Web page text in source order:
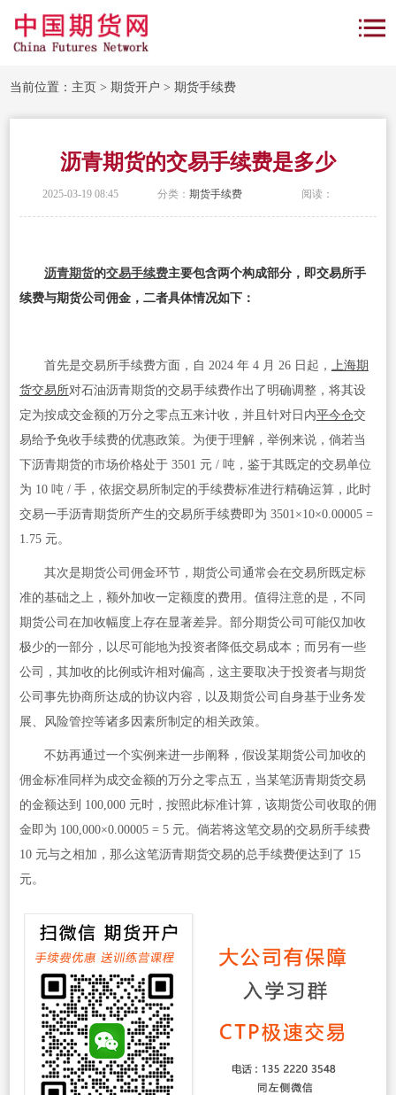
当前位置： 主页 >期货开户 >期货手续费
沥青期货的交易手续费是多少
2025-03-19 08:45 分类： 期货手续费 阅读：
沥青期货的交易手续费主要包含两个构成部分，即交易所手
续费与期货公司佣金，二者具体情况如下：
首先是交易所手续费方面，自 2024 年 4 月 26 日起，
上海期
货交易所对石油沥青期货的交易手续费作出了明确调整，将其设
定为按成交金额的万分之零点五来计收，并且针对日内平今仓交
易给予免收手续费的优惠政策。为便于理解，举例来说，倘若当
下沥青期货的市场价格处于 3501 元 / 吨，鉴于其既定的交易单位
为 10 吨 / 手，依据交易所制定的手续费标准进行精确运算，此时
交易一手沥青期货所产生的交易所手续费即为 3501×10×0.00005 =
1.75 元。
其次是期货公司佣金环节，期货公司通常会在交易所既定标
准的基础之上，额外加收一定额度的费用。值得注意的是，不同
期货公司在加收幅度上存在显著差异。部分期货公司可能仅加收
极少的一部分，以尽可能地为投资者降低交易成本；而另有一些
公司，其加收的比例或许相对偏高，这主要取决于投资者与期货
公司事先协商所达成的协议内容，以及期货公司自身基于业务发
展、风险管控等诸多因素所制定的相关政策。
不妨再通过一个实例来进一步阐释，假设某期货公司加收的
佣金标准同样为成交金额的万分之零点五，当某笔沥青期货交易
的金额达到 100,000 元时，按照此标准计算，该期货公司收取的佣
金即为 100,000×0.00005 = 5 元。倘若将这笔交易的交易所手续费
10 元与之相加，那么这笔沥青期货交易的总手续费便达到了 15
元。